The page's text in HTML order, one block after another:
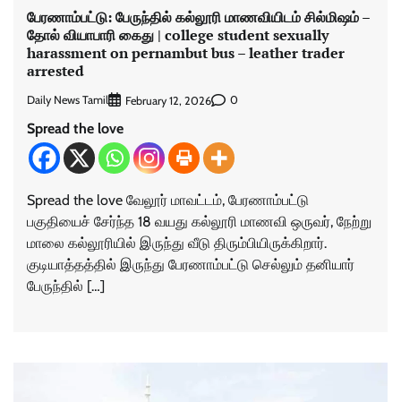
பேரணாம்பட்டு: பேருந்தில் கல்லூரி மாணவியிடம் சில்மிஷம் –
தோல் வியாபாரி கைது | college student sexually
harassment on pernambut bus – leather trader
arrested
Daily News Tamil February 12, 2026 0
Spread the love
Spread the love வேலூர் மாவட்டம், பேரணாம்பட்டு
பகுதியைச் சேர்ந்த 18 வயது கல்லூரி மாணவி ஒருவர், நேற்று
மாலை கல்லூரியில் இருந்து வீடு திரும்பியிருக்கிறார்.
குடியாத்தத்தில் இருந்து பேரணாம்பட்டு செல்லும் தனியார்
பேருந்தில் […]